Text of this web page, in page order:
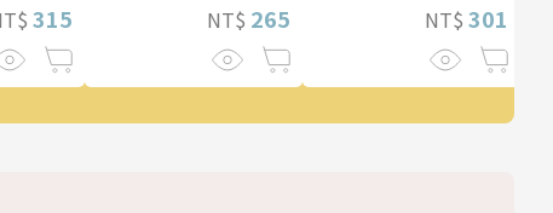
315 NT$ 265 NT$ 301